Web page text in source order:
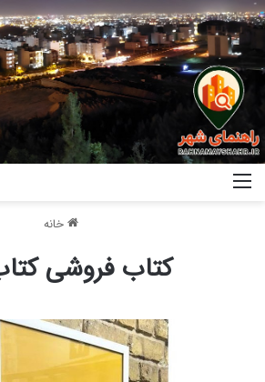
خانه
کتاب فروشی